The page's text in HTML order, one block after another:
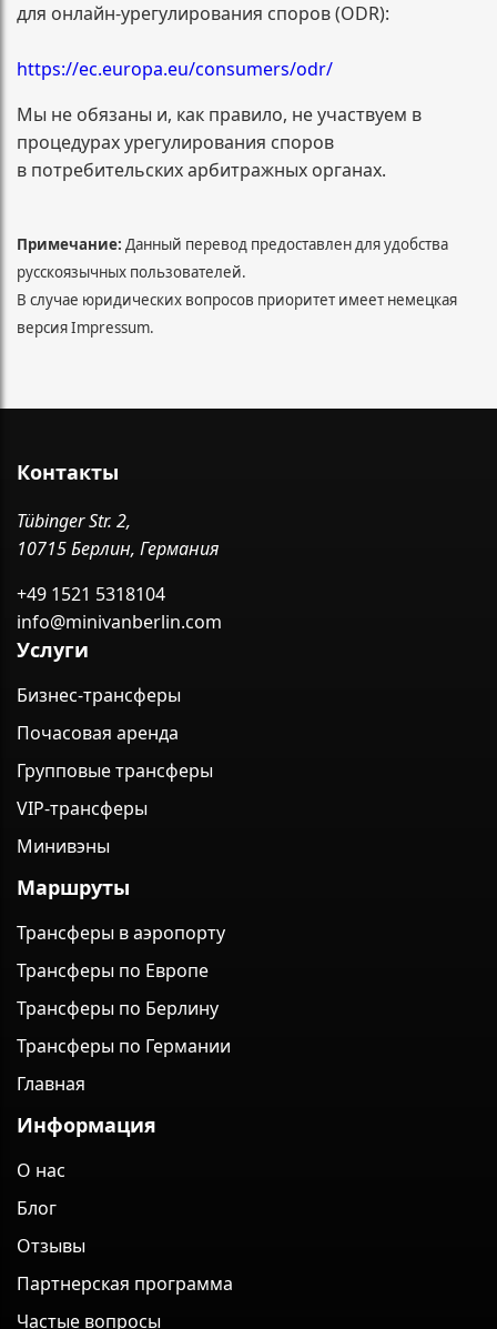
для онлайн-урегулирования споров (ODR):
https://ec.europa.eu/consumers/odr/
Мы не обязаны и, как правило, не участвуем в
процедурах урегулирования споров
в потребительских арбитражных органах.
Примечание: Данный перевод предоставлен для удобства
русскоязычных пользователей.
В случае юридических вопросов приоритет имеет немецкая
версия Impressum.
Контакты
Tübinger Str. 2,
10715 Берлин, Германия
+49 1521 5318104
info@minivanberlin.com
Услуги
Бизнес-трансферы
Почасовая аренда
Групповые трансферы
VIP-трансферы
Минивэны
Маршруты
Трансферы в аэропорту
Трансферы по Европе
Трансферы по Берлину
Трансферы по Германии
Главная
Информация
О нас
Блог
Отзывы
Партнерская программа
Частые вопросы